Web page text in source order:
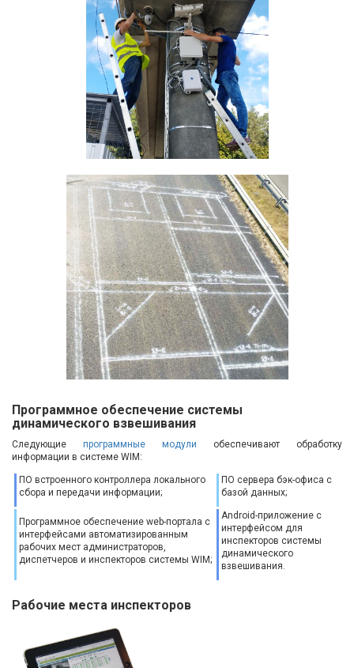
Программное обеспечение системы
динамического взвешивания
Следующие программные модули обеспечивают обработку
информации в системе WIM:
ПО встроенного контроллера локального
сбора и передачи информации;
ПО сервера бэк-офиса с
базой данных;
Программное обеспечение web-портала с
интерфейсами автоматизированным
рабочих мест администраторов,
диспетчеров и инспекторов системы WIM;
Android-приложение с
интерфейсом для
инспекторов системы
динамического
взвешивания.
Рабочие места инспекторов